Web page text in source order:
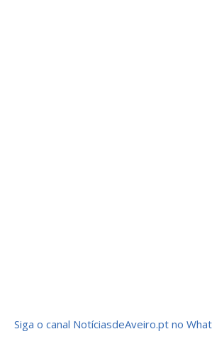
Siga o canal NotíciasdeAveiro.pt no